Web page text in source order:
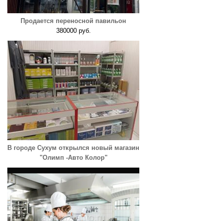
Продается переносной павильон
380000 руб.
В городе Сухум открылся новый магазин
"Олимп -Авто Колор"